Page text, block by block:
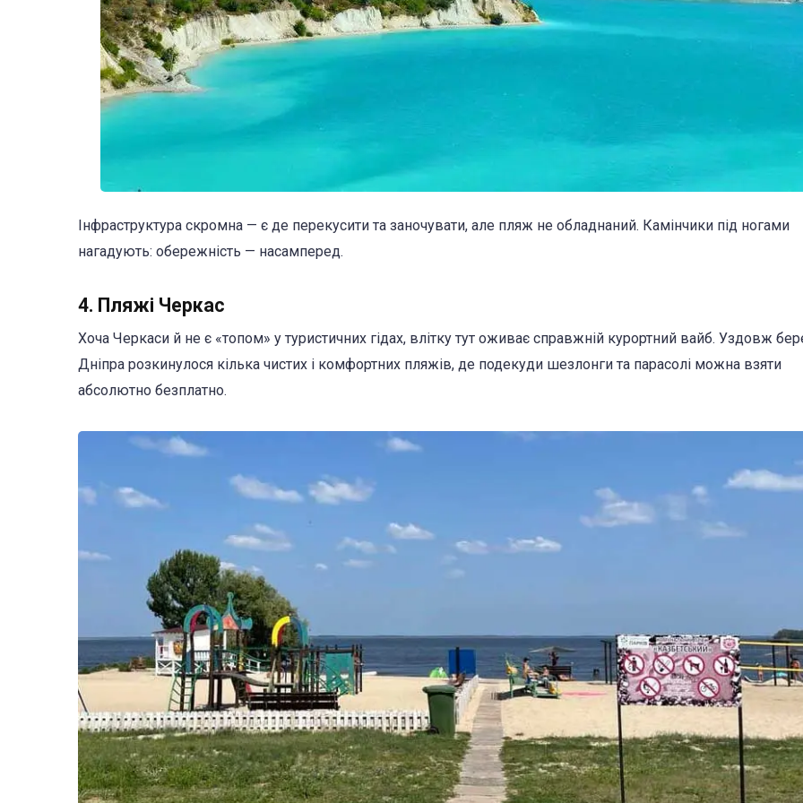
Інфраструктура скромна — є де перекусити та заночувати, але пляж не обладнаний. Камінчики під ногами
нагадують: обережність — насамперед.
4. Пляжі Черкас
Хоча Черкаси й не є «топом» у туристичних гідах, влітку тут оживає справжній курортний вайб. Уздовж
Дніпра розкинулося кілька чистих і комфортних пляжів, де подекуди шезлонги та парасолі можна взяти
абсолютно безплатно.